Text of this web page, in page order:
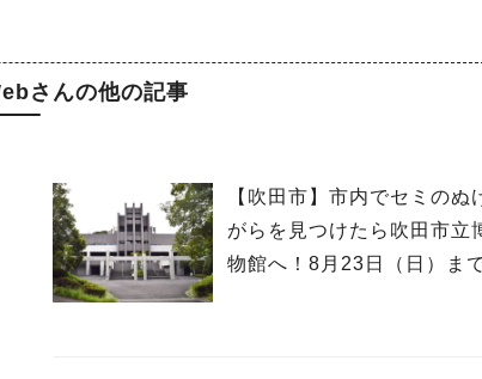
さんの他の記事
【吹田市】市内でセミのぬ
がらを見つけたら吹田市立
物館へ！8月23日（日）ま